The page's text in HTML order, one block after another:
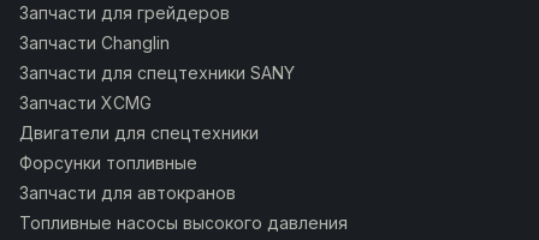
Запчасти для грейдеров
Запчасти Changlin
Запчасти для спецтехники SANY
Запчасти XCMG
Двигатели для спецтехники
Форсунки топливные
Запчасти для автокранов
Топливные насосы высокого давления